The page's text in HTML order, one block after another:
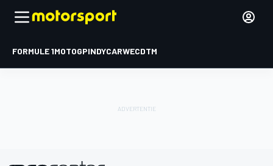
FORMULE 1MOTOGPINDYCARWECDTM